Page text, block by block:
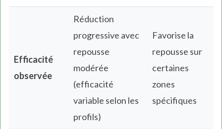
Efficacité
observée
Réduction
progressive avec
repousse
modérée
(efficacité
variable selon les
profils)
Favorise la
repousse sur
certaines
zones
spécifiques